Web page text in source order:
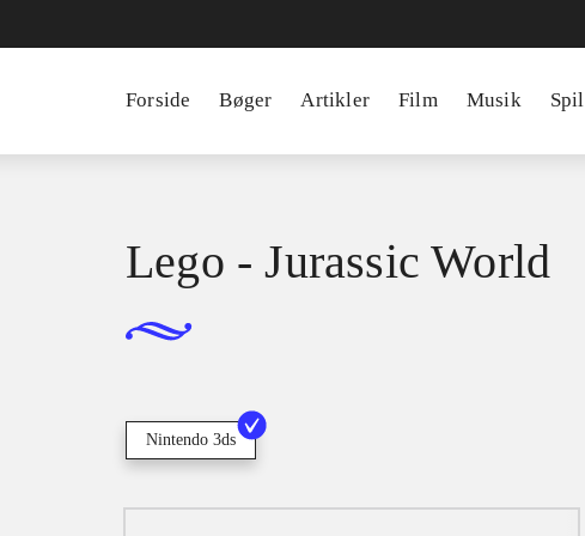
Forside Bøger Artikler Film Musik Spil
Lego - Jurassic World
Nintendo 3ds